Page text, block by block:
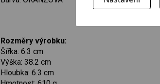
Rozměry výrobku:
Šířka: 6.3 cm
Výška: 38.2 cm
Hloubka: 6.3 cm